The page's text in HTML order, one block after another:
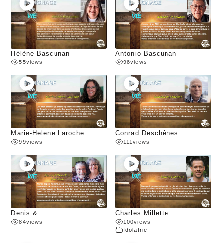
Hélène Bascunan
55views
Antonio Bascunan
98views
Marie-Helene Laroche
99views
Conrad Deschênes
111views
Denis &...
84views
Charles Millette
100views
Idolatrie